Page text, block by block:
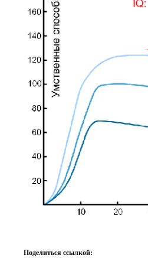
Поделиться ссылкой: